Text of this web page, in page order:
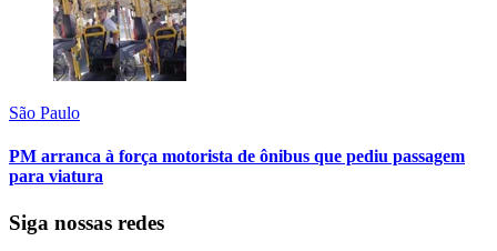
São Paulo
PM arranca à força motorista de ônibus que pediu passagem
para viatura
Siga nossas redes